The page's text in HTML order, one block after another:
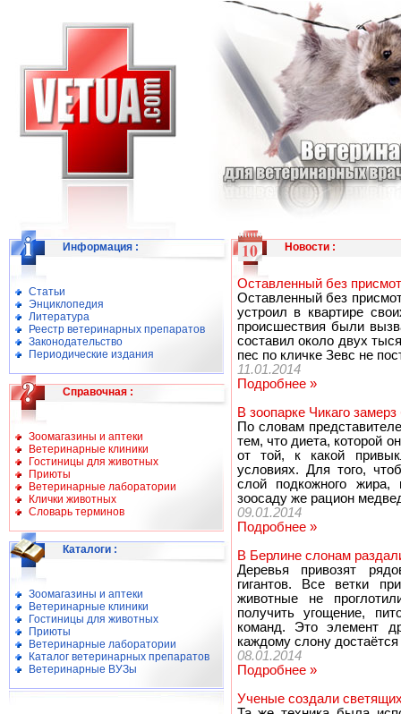
Информация :
Статьи
Энциклопедия
Литература
Реестр ветеринарных препаратов
Законодательство
Периодические издания
Справочная :
Зоомагазины и аптеки
Ветеринарные клиники
Гостиницы для животных
Приюты
Ветеринарные лаборатории
Клички животных
Словарь терминов
Каталоги :
Зоомагазины и аптеки
Ветеринарные клиники
Гостиницы для животных
Приюты
Ветеринарные лаборатории
Каталог ветеринарных препаратов
Ветеринарные ВУЗы
Новости:
Оставленный без
Оставленный без
устроил в квартире
происшествия были
составил около двух
пес по кличке Зевс не
11.01.2014
Подробнее »
В зоопарке Чикаго
По словам
тем, что диета, которой
от той, к какой
условиях. Для того,
слой подкожного
зоосаду же рацион
09.01.2014
Подробнее »
В Берлине слонам
Деревья привозят
гигантов. Все ветки
животные не
получить угощение,
команд. Это элемент
каждому слону достаётся
08.01.2014
Подробнее »
Ученые создали